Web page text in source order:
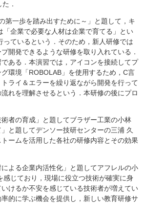
．
一歩を踏み出すために～」と題して，キ
企業で必要な人材は企業で育てる」とい
ているという．そのため，新人研修では
開発できるような研修を取り入れている．
ある．本演習では，アイコンを接続してプ
環境「ROBOLAB」を使用するため，C言
ライ＆エラーを繰り返ながら開発を行って
れを理解させるという．本研修の後にプロ
者の育成」と題してブラザー工業の小林
と題してデンソー技研センターの三浦 久
ームを活用した各社の研修内容とその効果
よる企業内活性化」と題してアフレルの小
じており，現場に役立つ技術が確実に身
けるか不安を感じている技術者が増えてい
的に学ぶ機会を提供し，新しい教育研修サ